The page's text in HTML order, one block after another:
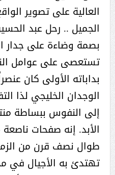
العالية على تصوير
الجميل .. رحل عبد
بصمة وضاءة على جدار
تستعصى على عوامل
بداباته الأولى كان
الوجدان الخليجي لذا
إلى النفوس ببساطة
الأبد. إنه صفحات
طوال نصف قرن من
تهتدئ به الأجيال في